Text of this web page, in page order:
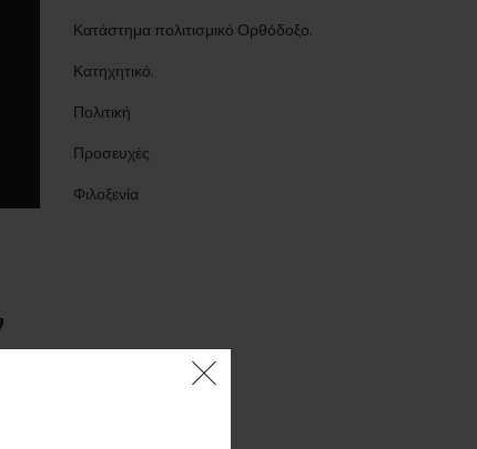
Κατάστημα πολιτισμικό Ορθόδοξο.
Κατηχητικό.
Πολιτική
Προσευχές
Φιλοξενία